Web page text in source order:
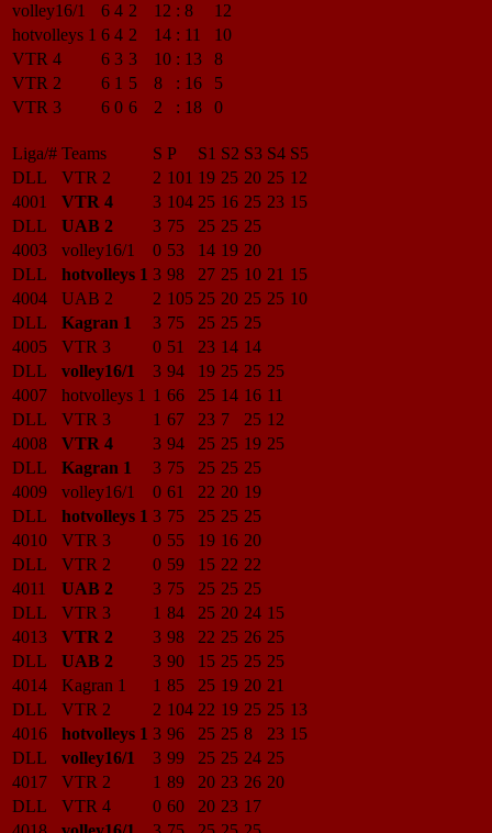
volley16/1
6 4 2 12 : 8
12
hotvolleys 1 6 4 2 14 : 11
10
VTR 4
6 3 3 10 : 13
8
VTR 2
6 1 5 8 : 16
5
VTR 3
6 0 6 2 : 18 0
Liga/# Teams S P S1 S2 S3 S4 S5
DLL
VTR 2 2 101 19 25 20 25 12
4001
VTR 4 3 104 25 16 25 23 15
DLL
UAB 2 3 75 25 25 25
4003
volley16/1 0 53 14 19 20
DLL
hotvolleys 1 3 98 27 25 10 21 15
4004
UAB 2 2 105 25 20 25 25 10
DLL
Kagran 1 3 75 25 25 25
4005
VTR 3 0 51 23 14 14
DLL
volley16/1 3 94 19 25 25 25
4007
hotvolleys 1 1 66 25 14 16 11
DLL
VTR 3 1 67 23 7 25 12
4008
VTR 4 3 94 25 25 19 25
DLL
Kagran 1 3 75 25 25 25
4009
volley16/1 0 61 22 20 19
DLL
hotvolleys 1 3 75 25 25 25
4010
VTR 3 0 55 19 16 20
DLL
VTR 2 0 59 15 22 22
4011
UAB 2 3 75 25 25 25
DLL
VTR 3 1 84 25 20 24 15
4013
VTR 2 3 98 22 25 26 25
DLL
UAB 2 3 90 15 25 25 25
4014
Kagran 1 1 85 25 19 20 21
DLL
VTR 2 2 104 22 19 25 25 13
4016
hotvolleys 1 3 96 25 25 8 23 15
DLL
volley16/1 3 99 25 25 24 25
4017
VTR 2 1 89 20 23 26 20
DLL
VTR 4 0 60 20 23 17